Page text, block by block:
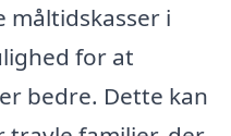
måltidskasser i
for at
bedre. Dette kan